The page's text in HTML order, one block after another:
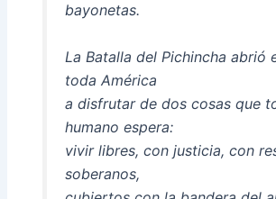
bayonetas.
La Batalla del Pichincha abrió
toda América
a disfrutar de dos cosas que
humano espera:
vivir libres, con justicia, con
soberanos,